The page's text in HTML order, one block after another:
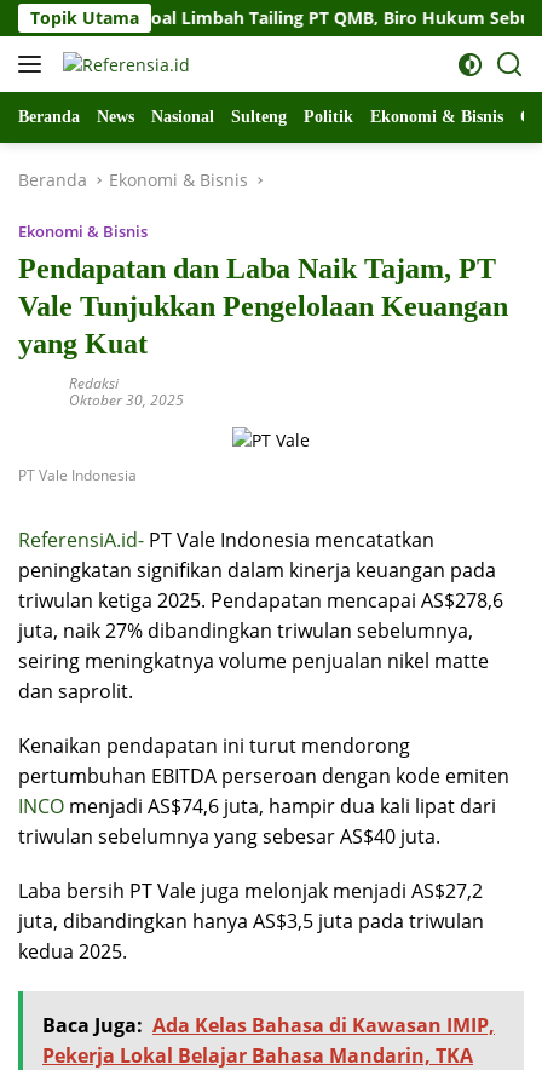
Langsung
ke
konten
Topik Utama
Sulteng Soal Limbah Tailing PT QMB, Biro Hukum Sebut
Beranda News Nasional Sulteng Politik Ekonomi & Bisnis
Beranda Ekonomi & Bisnis
Ekonomi & Bisnis
Pendapatan dan Laba Naik Tajam, PT
Vale Tunjukkan Pengelolaan Keuangan
yang Kuat
Redaksi
Oktober 30, 2025
PT Vale Indonesia
ReferensiA.id- PT Vale Indonesia mencatatkan
peningkatan signifikan dalam kinerja keuangan pada
triwulan ketiga 2025. Pendapatan mencapai AS$278,6
juta, naik 27% dibandingkan triwulan sebelumnya,
seiring meningkatnya volume penjualan nikel matte
dan saprolit.
Kenaikan pendapatan ini turut mendorong
pertumbuhan EBITDA perseroan dengan kode emiten
INCO menjadi AS$74,6 juta, hampir dua kali lipat dari
triwulan sebelumnya yang sebesar AS$40 juta.
Laba bersih PT Vale juga melonjak menjadi AS$27,2
juta, dibandingkan hanya AS$3,5 juta pada triwulan
kedua 2025.
Baca Juga: Ada Kelas Bahasa di Kawasan IMIP,
Pekerja Lokal Belajar Bahasa Mandarin, TKA